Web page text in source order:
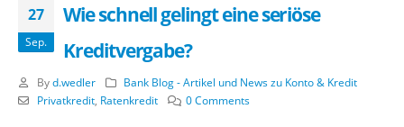
27
Sep.
Wie schnell gelingt eine seriöse
Kreditvergabe?
By d.wedler
Bank Blog - Artikel und News zu Konto & Kredit
Privatkredit, Ratenkredit 0 Comments